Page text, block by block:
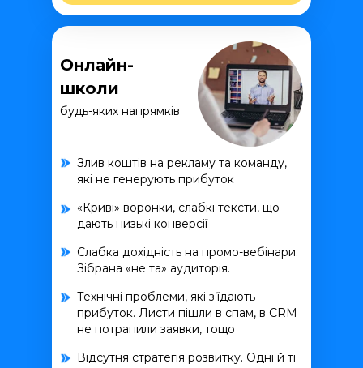
Онлайн-
школи
будь-яких напрямків
Злив коштів на рекламу та команду,
які не генерують прибуток
«Криві» воронки, слабкі тексти, що
дають низькі конверсії
Слабка дохідність на промо-вебінари.
Зібрана «не та» аудиторія.
Технічні проблеми, які з’їдають
прибуток. Листи пішли в спам, в CRM
не потрапили заявки, тощо
Відсутня стратегія розвитку. Одні й ті